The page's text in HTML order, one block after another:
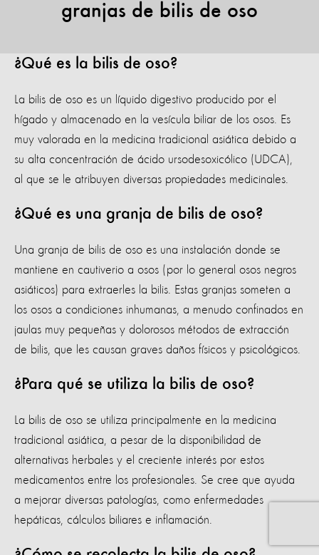
granjas de bilis de oso
¿Qué es la bilis de oso?
La bilis de oso es un líquido digestivo producido por el
hígado y almacenado en la vesícula biliar de los osos. Es
muy valorada en la medicina tradicional asiática debido a
su alta concentración de ácido ursodesoxicólico (UDCA),
al que se le atribuyen diversas propiedades medicinales.
¿Qué es una granja de bilis de oso?
Una granja de bilis de oso es una instalación donde se
mantiene en cautiverio a osos (por lo general osos negros
asiáticos) para extraerles la bilis. Estas granjas someten a
los osos a condiciones inhumanas, a menudo confinados en
jaulas muy pequeñas y dolorosos métodos de extracción
de bilis, que les causan graves daños físicos y psicológicos.
¿Para qué se utiliza la bilis de oso?
La bilis de oso se utiliza principalmente en la medicina
tradicional asiática, a pesar de la disponibilidad de
alternativas herbales y el creciente interés por estos
medicamentos entre los profesionales. Se cree que ayuda
a mejorar diversas patologías, como enfermedades
hepáticas, cálculos biliares e inflamación.